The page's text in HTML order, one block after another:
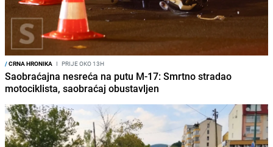
/CRNA HRONIKA I PRIJE OKO 13H
Saobraćajna nesreća na putu M-17: Smrtno stradao
motociklista, saobraćaj obustavljen